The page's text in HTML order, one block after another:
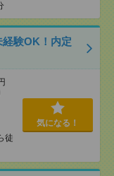
経験OK！内定
徒
気になる！